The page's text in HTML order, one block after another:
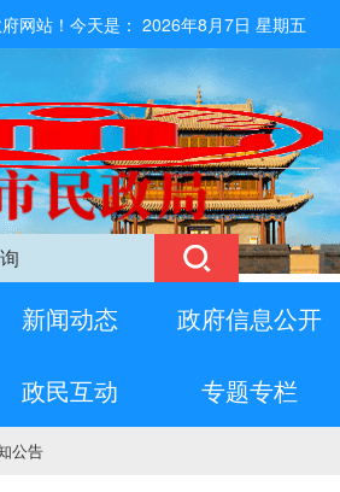
网站！今天是：2026年8月7日 星期五
新闻动态 政府信息公开
政民互动 专题专栏
公告